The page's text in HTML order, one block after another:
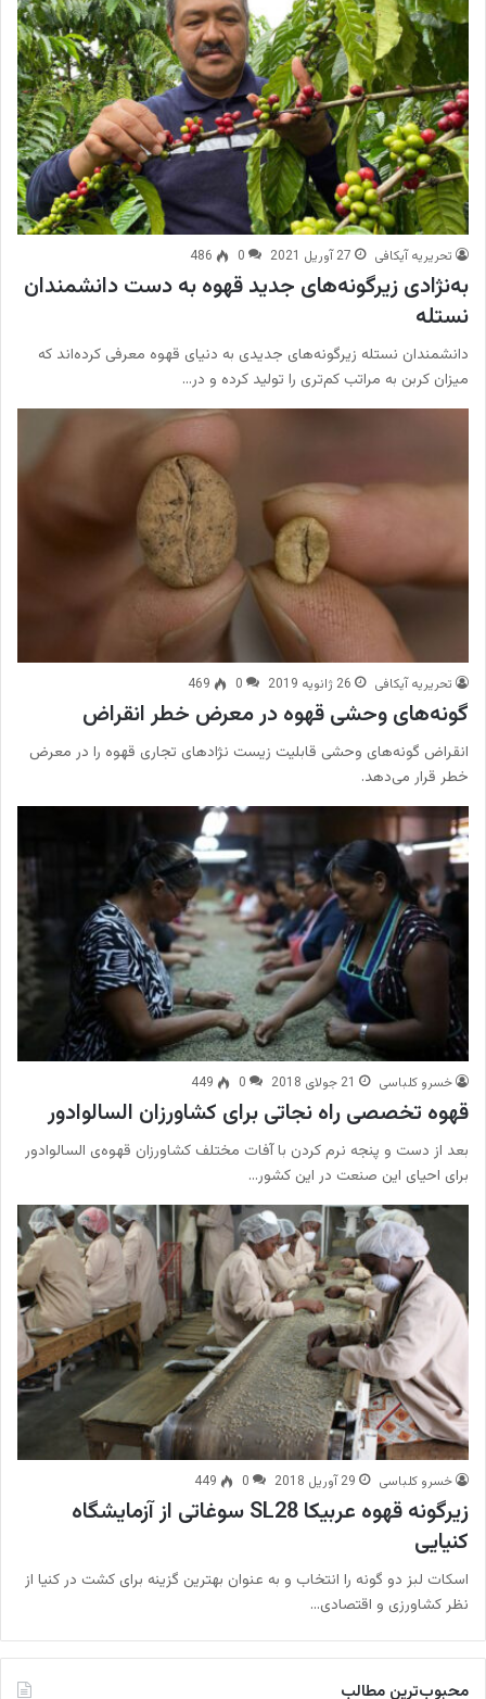
تحریریه آیکافی 27 آوریل 2021 0
486
به‌نژادی زیرگونه‌های جدید قهوه به دست دانشمندان
نستله
دانشمندان نستله زیرگونه‌های جدیدی به دنیای قهوه معرفی کرده‌اند که
میزان کربن به مراتب کم‌تری را تولید کرده و در…
تحریریه آیکافی 26 ژانویه 2019 0
469
گونه‌های وحشی قهوه در معرض خطر انقراض
انقراض گونه‌های وحشی قابلیت زیست نژادهای تجاری قهوه را در معرض
خطر قرار می‌دهد.
خسرو کلباسی 21 جولای 2018 0
449
قهوه‌ تخصصی راه نجاتی برای کشاورزان السالوادور
بعد از دست و پنجه نرم کردن با آفات مختلف کشاورزان قهوه‌ی السالوادور
برای احیای این صنعت در این کشور…
خسرو کلباسی 29 آوریل 2018 0
449
زیرگونه‌ قهوه عربیکا SL28 سوغاتی از آزمایشگاه
کنیایی
اسکات لبز دو گونه را انتخاب و به عنوان بهترین گزینه برای کشت در کنیا از
نظر کشاورزی و اقتصادی…
محبوب‌ترین مطالب